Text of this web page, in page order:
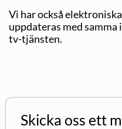
Vi har också
uppdateras med
tv-tjänsten.
Skicka oss ett